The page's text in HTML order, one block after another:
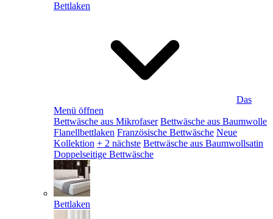
Bettlaken
Das
Menü öffnen
Bettwäsche aus Mikrofaser Bettwäsche aus Baumwolle
Flanellbettlaken Französische Bettwäsche Neue
Kollektion + 2 nächste Bettwäsche aus Baumwollsatin
Doppelseitige Bettwäsche
Bettlaken